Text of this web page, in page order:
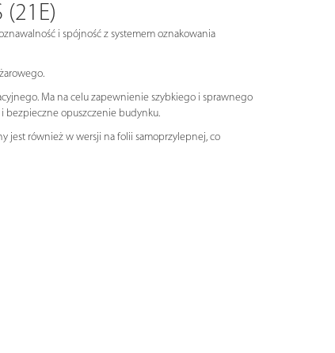
i spójność z systemem oznakowania
Ma na celu zapewnienie szybkiego i sprawnego
bezpieczne opuszczenie budynku.
jest również w wersji na folii samoprzylepnej, co